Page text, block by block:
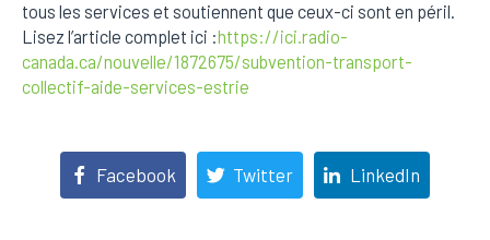
tous les services et soutiennent que ceux-ci sont en péril.
Lisez l’article complet ici :https://ici.radio-
canada.ca/nouvelle/1872675/subvention-transport-
collectif-aide-services-estrie
Facebook Twitter LinkedIn